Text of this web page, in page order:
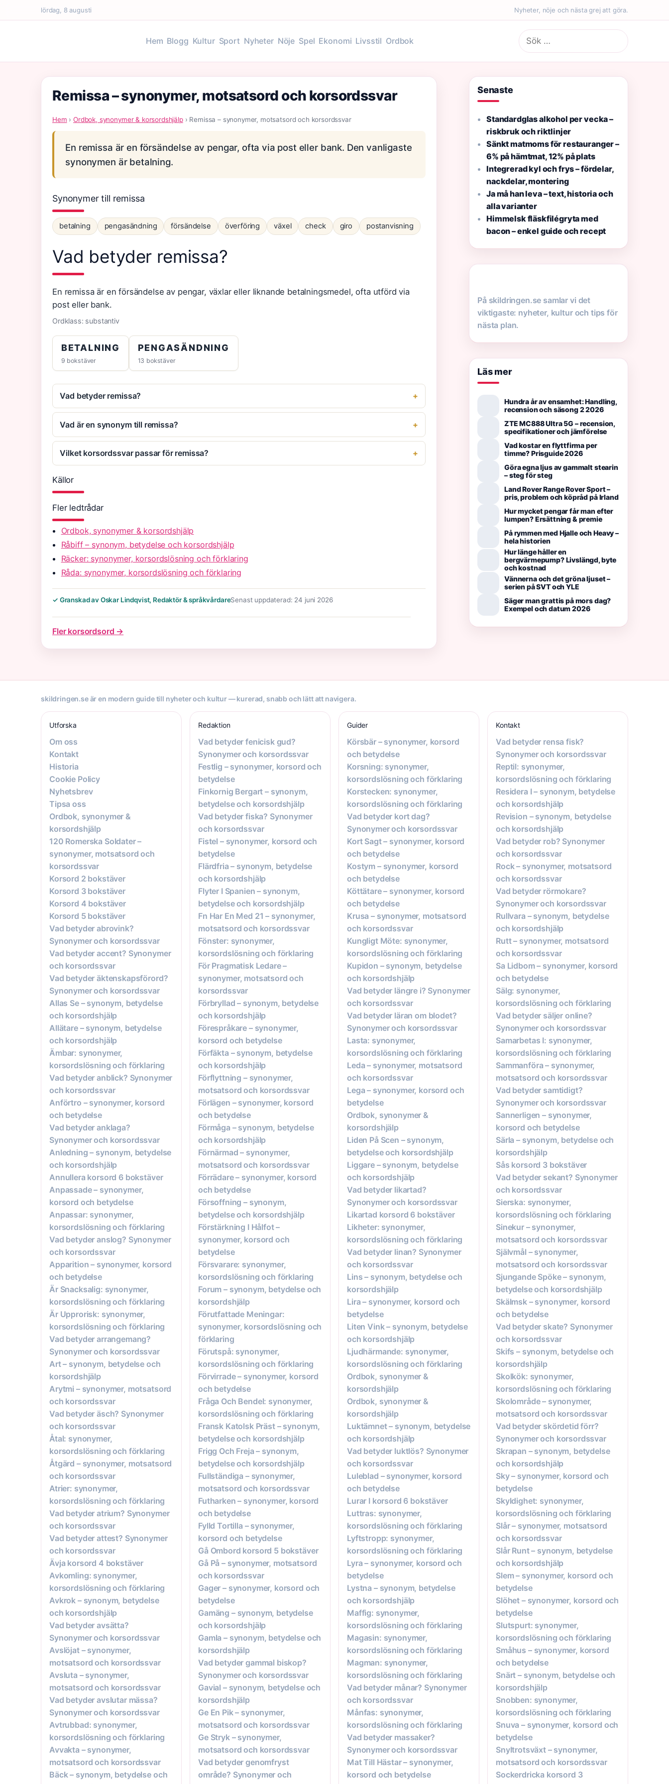
lördag, 8 augusti Nyheter, nöje och nästa grej att göra.
Hem Blogg Kultur Sport Nyheter Nöje Spel Ekonomi Livsstil Ordbok
Sök
efter:
Remissa – synonymer, motsatsord och korsordssvar
Hem ›Ordbok, synonymer & korsordshjälp› Remissa – synonymer, motsatsord och korsordssvar
En remissa är en försändelse av pengar, ofta via post eller bank. Den vanligaste
synonymen är betalning.
Synonymer till remissa
betalning pengasändning försändelse överföring växel check giro postanvisning
Vad betyder remissa?
En remissa är en försändelse av pengar, växlar eller liknande betalningsmedel, ofta utförd via
post eller bank.
Ordklass: substantiv
BETALNING
9 bokstäver
PENGASÄNDNING
13 bokstäver
Vad betyder remissa?
Vad är en synonym till remissa?
Vilket korsordssvar passar för remissa?
Källor
Fler ledtrådar
Ordbok, synonymer & korsordshjälp
Råbiff – synonym, betydelse och korsordshjälp
Räcker: synonymer, korsordslösning och förklaring
Råda: synonymer, korsordslösning och förklaring
✓ Granskad av Oskar Lindqvist, Redaktör & språkvårdareSenast uppdaterad: 24 juni 2026
Fler korsordsord →
Senaste
Standardglas alkohol per vecka –
riskbruk och riktlinjer
Sänkt matmoms för restauranger –
6% på hämtmat, 12% på plats
Integrerad kyl och frys – fördelar,
nackdelar, montering
Ja må han leva – text, historia och
alla varianter
Himmelsk fläskfilégryta med
bacon – enkel guide och recept
På skildringen.se samlar vi det
viktigaste: nyheter, kultur och tips för
nästa plan.
Läs mer
Hundra år av ensamhet: Handling,
recension och säsong 2 2026
ZTE MC888 Ultra 5G – recension,
specifikationer och jämförelse
Vad kostar en flyttfirma per
timme? Prisguide 2026
Göra egna ljus av gammalt stearin
– steg för steg
Land Rover Range Rover Sport –
pris, problem och köpråd på Irland
Hur mycket pengar får man efter
lumpen? Ersättning & premie
På rymmen med Hjalle och Heavy –
hela historien
Hur länge håller en
bergvärmepump? Livslängd, byte
och kostnad
Vännerna och det gröna ljuset –
serien på SVT och YLE
Säger man grattis på mors dag?
Exempel och datum 2026
skildringen.se är en modern guide till nyheter och kultur — kurerad, snabb och lätt att navigera.
Utforska
Om oss
Kontakt
Historia
Cookie Policy
Nyhetsbrev
Tipsa oss
Ordbok, synonymer &
korsordshjälp
120 Romerska Soldater –
synonymer, motsatsord och
korsordssvar
Korsord 2 bokstäver
Korsord 3 bokstäver
Korsord 4 bokstäver
Korsord 5 bokstäver
Vad betyder abrovink?
Synonymer och korsordssvar
Vad betyder accent? Synonymer
och korsordssvar
Vad betyder äktenskapsförord?
Synonymer och korsordssvar
Allas Se – synonym, betydelse
och korsordshjälp
Allätare – synonym, betydelse
och korsordshjälp
Ämbar: synonymer,
korsordslösning och förklaring
Vad betyder anblick? Synonymer
och korsordssvar
Anförtro – synonymer, korsord
och betydelse
Vad betyder anklaga?
Synonymer och korsordssvar
Anledning – synonym, betydelse
och korsordshjälp
Annullera korsord 6 bokstäver
Anpassade – synonymer,
korsord och betydelse
Anpassar: synonymer,
korsordslösning och förklaring
Vad betyder anslog? Synonymer
och korsordssvar
Apparition – synonymer, korsord
och betydelse
Är Snacksalig: synonymer,
korsordslösning och förklaring
Är Upprorisk: synonymer,
korsordslösning och förklaring
Vad betyder arrangemang?
Synonymer och korsordssvar
Art – synonym, betydelse och
korsordshjälp
Arytmi – synonymer, motsatsord
och korsordssvar
Vad betyder äsch? Synonymer
och korsordssvar
Åtal: synonymer,
korsordslösning och förklaring
Åtgärd – synonymer, motsatsord
och korsordssvar
Atrier: synonymer,
korsordslösning och förklaring
Vad betyder atrium? Synonymer
och korsordssvar
Vad betyder attest? Synonymer
och korsordssvar
Ävja korsord 4 bokstäver
Avkomling: synonymer,
korsordslösning och förklaring
Avkrok – synonym, betydelse
och korsordshjälp
Vad betyder avsätta?
Synonymer och korsordssvar
Avslöjat – synonymer,
motsatsord och korsordssvar
Avsluta – synonymer,
motsatsord och korsordssvar
Vad betyder avslutar mässa?
Synonymer och korsordssvar
Avtrubbad: synonymer,
korsordslösning och förklaring
Avvakta – synonymer,
motsatsord och korsordssvar
Bäck – synonym, betydelse och
Redaktion
Vad betyder fenicisk gud?
Synonymer och korsordssvar
Festlig – synonymer, korsord och
betydelse
Finkornig Bergart – synonym,
betydelse och korsordshjälp
Vad betyder fiska? Synonymer
och korsordssvar
Fistel – synonymer, korsord och
betydelse
Flärdfria – synonym, betydelse
och korsordshjälp
Flyter I Spanien – synonym,
betydelse och korsordshjälp
Fn Har En Med 21 – synonymer,
motsatsord och korsordssvar
Fönster: synonymer,
korsordslösning och förklaring
För Pragmatisk Ledare –
synonymer, motsatsord och
korsordssvar
Förbryllad – synonym, betydelse
och korsordshjälp
Förespråkare – synonymer,
korsord och betydelse
Förfäkta – synonym, betydelse
och korsordshjälp
Förflyttning – synonymer,
motsatsord och korsordssvar
Förlägen – synonymer, korsord
och betydelse
Förmåga – synonym, betydelse
och korsordshjälp
Förnärmad – synonymer,
motsatsord och korsordssvar
Förrädare – synonymer, korsord
och betydelse
Försoffning – synonym,
betydelse och korsordshjälp
Förstärkning I Hålfot –
synonymer, korsord och
betydelse
Försvarare: synonymer,
korsordslösning och förklaring
Forum – synonym, betydelse och
korsordshjälp
Förutfattade Meningar:
synonymer, korsordslösning och
förklaring
Förutspå: synonymer,
korsordslösning och förklaring
Förvirrade – synonymer, korsord
och betydelse
Fråga Och Bendel: synonymer,
korsordslösning och förklaring
Fransk Katolsk Präst – synonym,
betydelse och korsordshjälp
Frigg Och Freja – synonym,
betydelse och korsordshjälp
Fullständiga – synonymer,
motsatsord och korsordssvar
Futharken – synonymer, korsord
och betydelse
Fylld Tortilla – synonymer,
korsord och betydelse
Gå Ombord korsord 5 bokstäver
Gå På – synonymer, motsatsord
och korsordssvar
Gager – synonymer, korsord och
betydelse
Gamäng – synonym, betydelse
och korsordshjälp
Gamla – synonym, betydelse och
korsordshjälp
Vad betyder gammal biskop?
Synonymer och korsordssvar
Gavial – synonym, betydelse och
korsordshjälp
Ge En Pik – synonymer,
motsatsord och korsordssvar
Ge Stryk – synonymer,
motsatsord och korsordssvar
Vad betyder genomfryst
område? Synonymer och
Guider
Körsbär – synonymer, korsord
och betydelse
Korsning: synonymer,
korsordslösning och förklaring
Korstecken: synonymer,
korsordslösning och förklaring
Vad betyder kort dag?
Synonymer och korsordssvar
Kort Sagt – synonymer, korsord
och betydelse
Kostym – synonymer, korsord
och betydelse
Köttätare – synonymer, korsord
och betydelse
Krusa – synonymer, motsatsord
och korsordssvar
Kungligt Möte: synonymer,
korsordslösning och förklaring
Kupidon – synonym, betydelse
och korsordshjälp
Vad betyder längre i? Synonymer
och korsordssvar
Vad betyder läran om blodet?
Synonymer och korsordssvar
Lasta: synonymer,
korsordslösning och förklaring
Leda – synonymer, motsatsord
och korsordssvar
Lega – synonymer, korsord och
betydelse
Ordbok, synonymer &
korsordshjälp
Liden På Scen – synonym,
betydelse och korsordshjälp
Liggare – synonym, betydelse
och korsordshjälp
Vad betyder likartad?
Synonymer och korsordssvar
Likartad korsord 6 bokstäver
Likheter: synonymer,
korsordslösning och förklaring
Vad betyder linan? Synonymer
och korsordssvar
Lins – synonym, betydelse och
korsordshjälp
Lira – synonymer, korsord och
betydelse
Liten Vink – synonym, betydelse
och korsordshjälp
Ljudhärmande: synonymer,
korsordslösning och förklaring
Ordbok, synonymer &
korsordshjälp
Ordbok, synonymer &
korsordshjälp
Luktämnet – synonym, betydelse
och korsordshjälp
Vad betyder luktlös? Synonymer
och korsordssvar
Luleblad – synonymer, korsord
och betydelse
Lurar I korsord 6 bokstäver
Luttras: synonymer,
korsordslösning och förklaring
Lyftstropp: synonymer,
korsordslösning och förklaring
Lyra – synonymer, korsord och
betydelse
Lystna – synonym, betydelse
och korsordshjälp
Maffig: synonymer,
korsordslösning och förklaring
Magasin: synonymer,
korsordslösning och förklaring
Magman: synonymer,
korsordslösning och förklaring
Vad betyder månar? Synonymer
och korsordssvar
Månfas: synonymer,
korsordslösning och förklaring
Vad betyder massaker?
Synonymer och korsordssvar
Mat Till Hästar – synonymer,
korsord och betydelse
Kontakt
Vad betyder rensa fisk?
Synonymer och korsordssvar
Reptil: synonymer,
korsordslösning och förklaring
Residera I – synonym, betydelse
och korsordshjälp
Revision – synonym, betydelse
och korsordshjälp
Vad betyder rob? Synonymer
och korsordssvar
Rock – synonymer, motsatsord
och korsordssvar
Vad betyder rörmokare?
Synonymer och korsordssvar
Rullvara – synonym, betydelse
och korsordshjälp
Rutt – synonymer, motsatsord
och korsordssvar
Sa Lidbom – synonymer, korsord
och betydelse
Sälg: synonymer,
korsordslösning och förklaring
Vad betyder säljer online?
Synonymer och korsordssvar
Samarbetas I: synonymer,
korsordslösning och förklaring
Sammanföra – synonymer,
motsatsord och korsordssvar
Vad betyder samtidigt?
Synonymer och korsordssvar
Sannerligen – synonymer,
korsord och betydelse
Särla – synonym, betydelse och
korsordshjälp
Sås korsord 3 bokstäver
Vad betyder sekant? Synonymer
och korsordssvar
Sierska: synonymer,
korsordslösning och förklaring
Sinekur – synonymer,
motsatsord och korsordssvar
Självmål – synonymer,
motsatsord och korsordssvar
Sjungande Spöke – synonym,
betydelse och korsordshjälp
Skälmsk – synonymer, korsord
och betydelse
Vad betyder skate? Synonymer
och korsordssvar
Skifs – synonym, betydelse och
korsordshjälp
Skolkök: synonymer,
korsordslösning och förklaring
Skolområde – synonymer,
motsatsord och korsordssvar
Vad betyder skördetid förr?
Synonymer och korsordssvar
Skrapan – synonym, betydelse
och korsordshjälp
Sky – synonymer, korsord och
betydelse
Skyldighet: synonymer,
korsordslösning och förklaring
Slår – synonymer, motsatsord
och korsordssvar
Slår Runt – synonym, betydelse
och korsordshjälp
Slem – synonymer, korsord och
betydelse
Slöhet – synonymer, korsord och
betydelse
Slutspurt: synonymer,
korsordslösning och förklaring
Småhus – synonymer, korsord
och betydelse
Snärt – synonym, betydelse och
korsordshjälp
Snobben: synonymer,
korsordslösning och förklaring
Snuva – synonymer, korsord och
betydelse
Snyltrotsväxt – synonymer,
motsatsord och korsordssvar
Sockerdricka korsord 3